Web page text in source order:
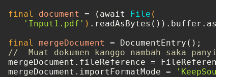
final
document = (await File (
'Input1.pdf' )
final
mergeDocument =
//  Muat dokumen kanggo nambah saka
mergeDocument.fileReference =
mergeDocument.importFormatMode =